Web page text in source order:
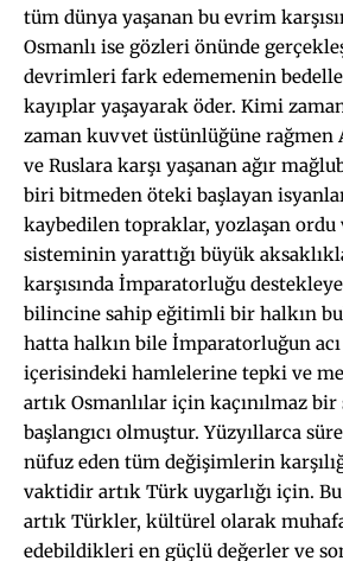
tüm dünya yaşanan bu evrim
Osmanlı ise gözleri önünde
devrimleri fark edememenin
kayıplar yaşayarak öder. Kimi
zaman kuvvet üstünlüğüne rağmen
ve Ruslara karşı yaşanan ağır
biri bitmeden öteki başlayan
kaybedilen topraklar, yozlaşan ordu
sisteminin yarattığı büyük
karşısında İmparatorluğu
bilincine sahip eğitimli bir halkın
hatta halkın bile İmparatorluğun acı
içerisindeki hamlelerine tepki ve
artık Osmanlılar için kaçınılmaz bir
başlangıcı olmuştur. Yüzyıllarca
nüfuz eden tüm değişimlerin
vaktidir artık Türk uygarlığı için.
artık Türkler, kültürel olarak
edebildikleri en güçlü değerler ve